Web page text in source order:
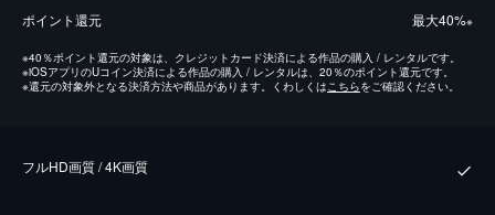
ポイント還元 最⼤40%※
※40％ポイント還元の対象は、クレジットカード決済による作品の購入 / レンタルです。
※iOSアプリのUコイン決済による作品の購入 / レンタルは、20％のポイント還元です。
※還元の対象外となる決済方法や商品があります。くわしくはこちらをご確認ください。
フルHD画質 / 4K画質